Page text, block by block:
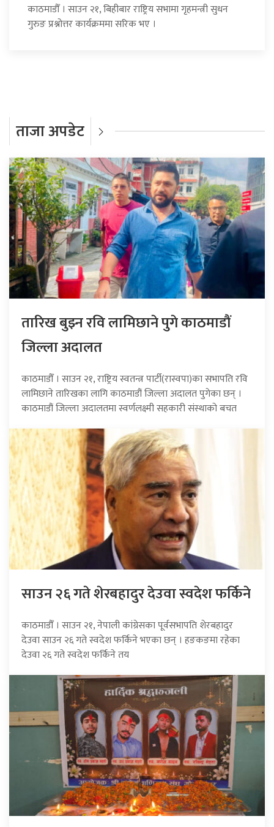
काठमाडौँ । साउन २१, बिहीबार राष्ट्रिय सभामा गृहमन्त्री सुधन
गुरुङ प्रश्नोत्तर कार्यक्रममा सरिक भए ।
ताजा अपडेट
तारिख बुझ्न रवि लामिछाने पुगे काठमाडौं
जिल्ला अदालत
काठमाडौँ । साउन २१, राष्ट्रिय स्वतन्त्र पार्टी(रास्वपा)का सभापति रवि
लामिछाने तारिखका लागि काठमाडौं जिल्ला अदालत पुगेका छन् ।
काठमाडौं जिल्ला अदालतमा स्वर्णलक्ष्मी सहकारी संस्थाको बचत
साउन २६ गते शेरबहादुर देउवा स्वदेश फर्किने
काठमाडौँ । साउन २१, नेपाली कांग्रेसका पूर्वसभापति शेरबहादुर
देउवा साउन २६ गते स्वदेश फर्किने भएका छन् । हङकङमा रहेका
देउवा २६ गते स्वदेश फर्किने तय